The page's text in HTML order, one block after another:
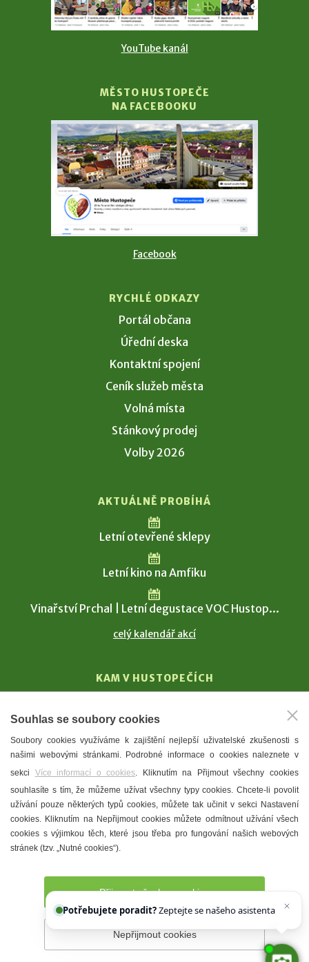
YouTube kanál
MĚSTO HUSTOPEČE
NA FACEBOOKU
Facebook
RYCHLÉ ODKAZY
Portál občana
Úřední deska
Kontaktní spojení
Ceník služeb města
Volná místa
Stánkový prodej
Volby 2026
AKTUÁLNĚ PROBÍHÁ
Letní otevřené sklepy
Letní kino na Amfiku
Vinařství Prchal | Letní degustace VOC Hustop...
celý kalendář akcí
KAM V HUSTOPEČÍCH
T. G. Masaryk
Mandloně
Ubytování
Restaurace
Městské muzeum a galerie
Denní meníčka
Prohlášení o přístupnosti Správce webu
Souhlas se soubory cookies
Soubory cookies využíváme k zajištění nejlepší uživatelské zkušenosti s
našimi webovými stránkami. Podrobné informace o cookies naleznete v
sekci Více informací o cookies. Kliknutím na Přijmout všechny cookies
souhlasíte s tím, že můžeme užívat všechny typy cookies. Chcete-li povolit
užívání pouze některých typů cookies, můžete tak učinit v sekci Nastavení
cookies. Kliknutím na Nepřijmout cookies můžete odmítnout užívání všech
cookies s výjimkou těch, které jsou třeba pro fungování našich webových
stránek (tzv. „Nutné cookies“).
Přijmout všechny cookies
Nepřijmout cookies
Potřebujete poradit?
Chettyho